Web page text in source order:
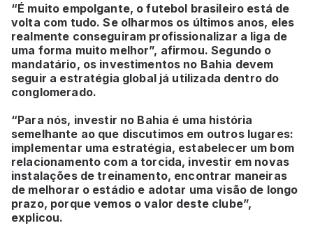
“É muito empolgante, o futebol brasileiro está de
volta com tudo. Se olharmos os últimos anos, eles
realmente conseguiram profissionalizar a liga de
uma forma muito melhor”, afirmou. Segundo o
mandatário, os investimentos no Bahia devem
seguir a estratégia global já utilizada dentro do
conglomerado.
“Para nós, investir no Bahia é uma história
semelhante ao que discutimos em outros lugares:
implementar uma estratégia, estabelecer um bom
relacionamento com a torcida, investir em novas
instalações de treinamento, encontrar maneiras
de melhorar o estádio e adotar uma visão de longo
prazo, porque vemos o valor deste clube”,
explicou.